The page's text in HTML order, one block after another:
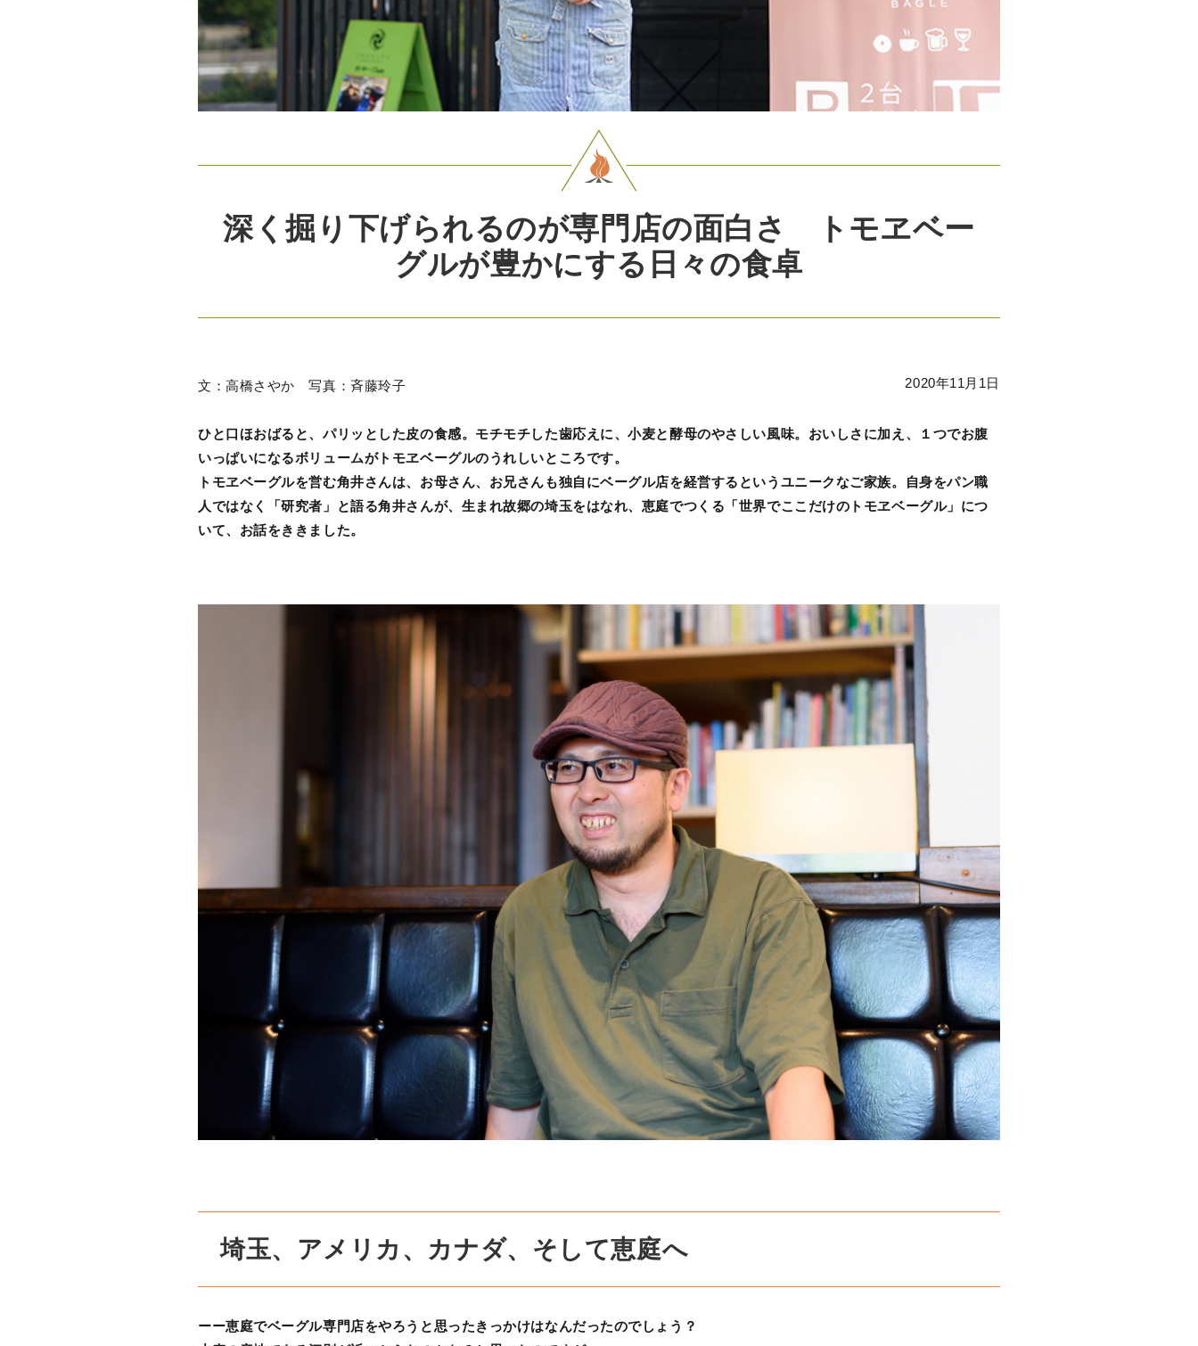
深く掘り下げられるのが専門店の面白さ トモヱベー
グルが豊かにする日々の食卓
2020年11月1日
文：高橋さやか 写真：斉藤玲子
ひと口ほおばると、パリッとした皮の食感。モチモチした歯応えに、小麦と酵母のやさしい風味。おいしさに加え、１つでお腹
いっぱいになるボリュームがトモヱベーグルのうれしいところです。
トモヱベーグルを営む角井さんは、お母さん、お兄さんも独自にベーグル店を経営するというユニークなご家族。自身をパン職
人ではなく「研究者」と語る角井さんが、生まれ故郷の埼玉をはなれ、恵庭でつくる「世界でここだけのトモヱベーグル」につ
いて、お話をききました。
埼玉、アメリカ、カナダ、そして恵庭へ
ーー恵庭でベーグル専門店をやろうと思ったきっかけはなんだったのでしょう？